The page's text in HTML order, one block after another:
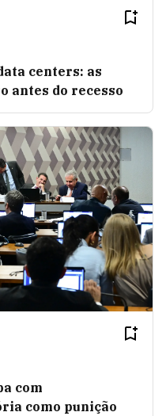
centers: as
antes do recesso
com
como punição